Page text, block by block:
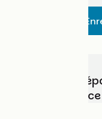
Choisissez,
vélo avec